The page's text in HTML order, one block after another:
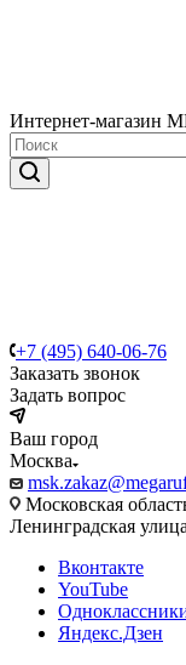
Интернет-магазин
+7 (495) 640-06-76
Заказать звонок
Задать вопрос
Ваш город
Москва
Московская
Ленинградская
Вконтакте
YouTube
Яндекс.Дзен